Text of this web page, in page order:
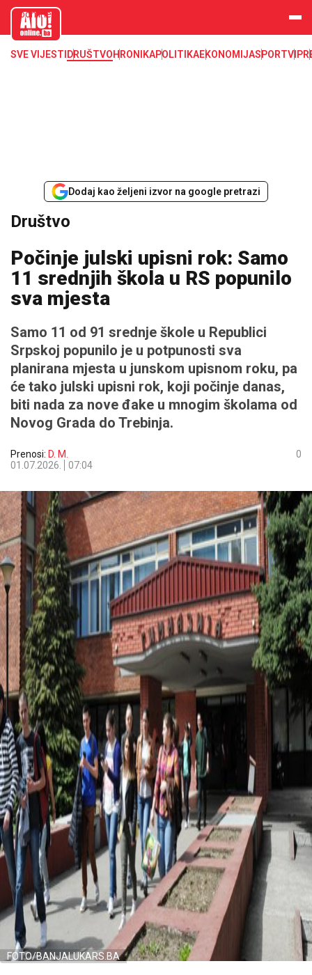
aloonline.b
SVE VIJESTI DRUŠTVOHRONIKAPOLITIKAEKONOMIJASPORTVIP
Dodaj kao željeni izvor na google pretrazi
Društvo
Počinje julski upisni rok: Samo
11 srednjih škola u RS popunilo
sva mjesta
Samo 11 od 91 srednje škole u Republici
Srpskoj popunilo je u potpunosti sva
planirana mjesta u junskom upisnom roku, pa
će tako julski upisni rok, koji počinje danas,
biti nada za nove đake u mnogim školama od
Novog Grada do Trebinja.
Prenosi: D. M.
01.07.2026.
07:04
0
FOTO/BANJALUKARS.BA